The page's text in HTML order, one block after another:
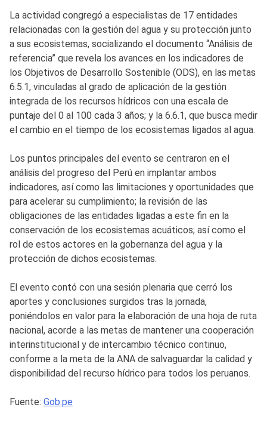
La actividad congregó a especialistas de 17 entidades
relacionadas con la gestión del agua y su protección junto
a sus ecosistemas, socializando el documento “Análisis de
referencia” que revela los avances en los indicadores de
los Objetivos de Desarrollo Sostenible (ODS), en las metas
6.5.1, vinculadas al grado de aplicación de la gestión
integrada de los recursos hídricos con una escala de
puntaje del 0 al 100 cada 3 años; y la 6.6.1, que busca medir
el cambio en el tiempo de los ecosistemas ligados al agua.
Los puntos principales del evento se centraron en el
análisis del progreso del Perú en implantar ambos
indicadores, así como las limitaciones y oportunidades que
para acelerar su cumplimiento; la revisión de las
obligaciones de las entidades ligadas a este fin en la
conservación de los ecosistemas acuáticos; así como el
rol de estos actores en la gobernanza del agua y la
protección de dichos ecosistemas.
El evento contó con una sesión plenaria que cerró los
aportes y conclusiones surgidos tras la jornada,
poniéndolos en valor para la elaboración de una hoja de ruta
nacional, acorde a las metas de mantener una cooperación
interinstitucional y de intercambio técnico continuo,
conforme a la meta de la ANA de salvaguardar la calidad y
disponibilidad del recurso hídrico para todos los peruanos.
Fuente: Gob.pe